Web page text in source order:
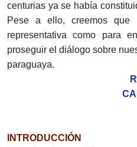
centurias ya se había
Pese a ello, creemos que
representativa como para
proseguir el diálogo sobre
paraguaya.
INTRODUCCIÓN